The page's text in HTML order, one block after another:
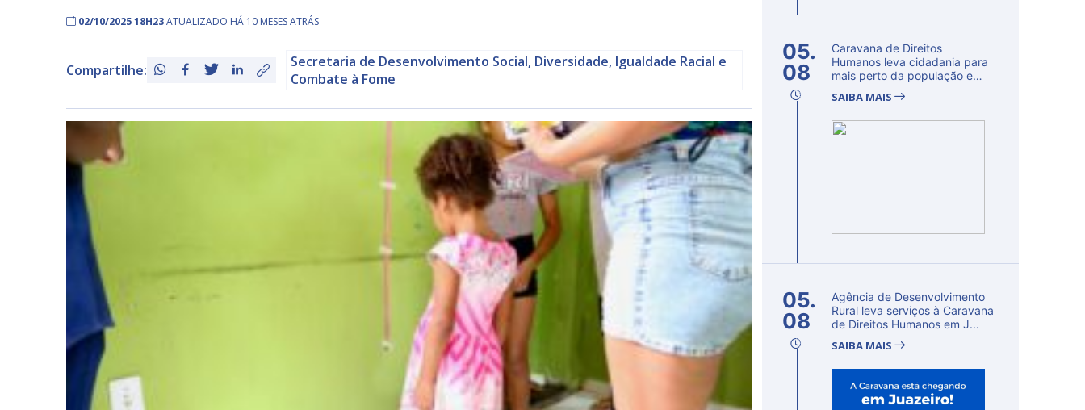
02/10/2025 18H23ATUALIZADO HÁ 10 MESES ATRÁS
Compartilhe:
Secretaria de Desenvolvimento Social, Diversidade, Igualdade Racial e
Combate à Fome
05.
08
Caravana de Direitos
Humanos leva cidadania para
mais perto da população e
SAIBA MAIS
05.
08
Agência de Desenvolvimento
Rural leva serviços à Caravana
de Direitos Humanos em J...
SAIBA MAIS